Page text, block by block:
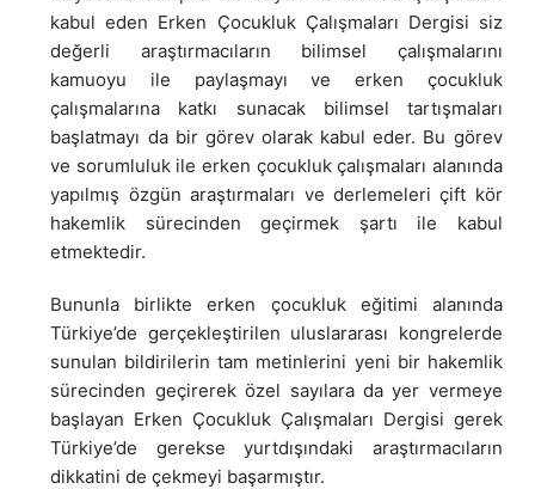
kabul eden Erken Çocukluk Çalışmaları Dergisi siz
değerli araştırmacıların bilimsel çalışmalarını
kamuoyu ile paylaşmayı ve erken çocukluk
çalışmalarına katkı sunacak bilimsel tartışmaları
başlatmayı da bir görev olarak kabul eder. Bu görev
ve sorumluluk ile erken çocukluk çalışmaları alanında
yapılmış özgün araştırmaları ve derlemeleri çift kör
hakemlik sürecinden geçirmek şartı ile kabul
etmektedir.
Bununla birlikte erken çocukluk eğitimi alanında
Türkiye’de gerçekleştirilen uluslararası kongrelerde
sunulan bildirilerin tam metinlerini yeni bir hakemlik
sürecinden geçirerek özel sayılara da yer vermeye
başlayan Erken Çocukluk Çalışmaları Dergisi gerek
Türkiye’de gerekse yurtdışındaki araştırmacıların
dikkatini de çekmeyi başarmıştır.